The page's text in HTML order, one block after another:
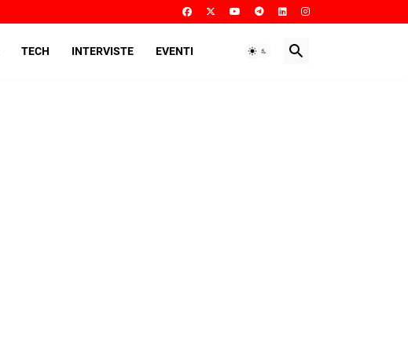
TECH INTERVISTE EVENTI